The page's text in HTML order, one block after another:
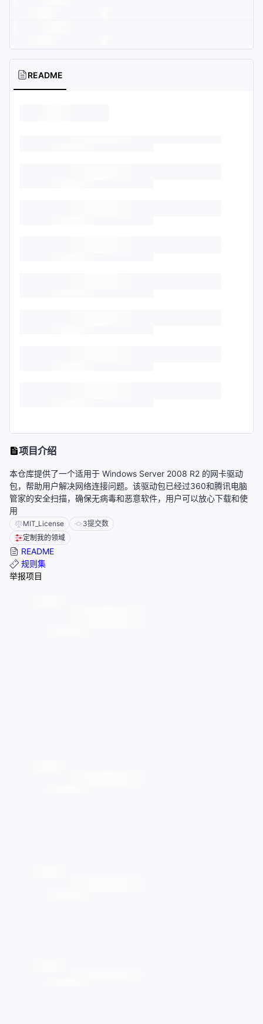
README
项目介绍
本仓库提供了一个适用于 Windows Server 2008 R2 的网卡驱动
包，帮助用户解决网络连接问题。该驱动包已经过360和腾讯电脑
管家的安全扫描，确保无病毒和恶意软件，用户可以放心下载和使
用
MIT_License 3提交数
定制我的领域
README
规则集
举报项目